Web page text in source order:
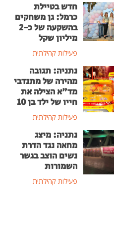
חדש בטיילת
כרמל: גן משחקים
בהשקעה של כ-2
מיליון שקל
פעילות קהילתית
נתניה: תגובה
מהירה של מתנדבי
מד"א הצילה את
חייו של ילד בן 10
פעילות קהילתית
נתניה: מיצג
מחאה נגד הדרת
נשים הוצב בגשר
השמורות
פעילות קהילתית